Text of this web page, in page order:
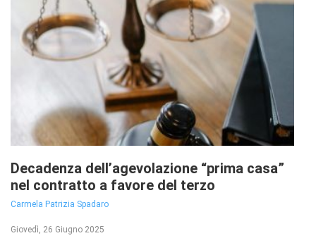
Decadenza dell’agevolazione “prima casa”
nel contratto a favore del terzo
Carmela Patrizia Spadaro
Giovedì, 26 Giugno 2025